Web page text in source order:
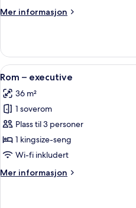
Mer informasjon
Mer
–
deluxe
Åpne
alle
bildene
av
Rom
–
executive
7
Rom – executive
36 m²
1 soverom
Plass til 3 personer
1 kingsize-seng
Wi-fi inkludert
Mer informasjon
Mer